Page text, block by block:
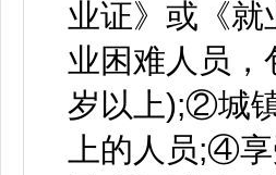
业证》或《就
业困难人员
岁以上);②城
上的人员;④